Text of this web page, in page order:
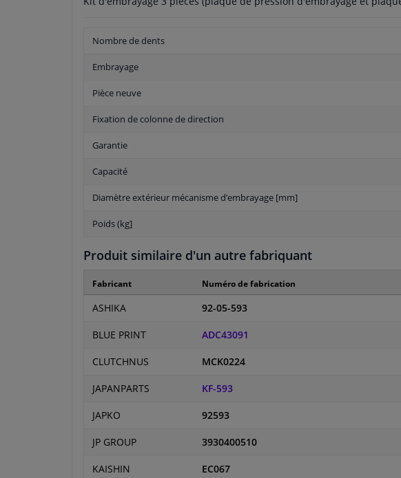
Nombre de dents
Embrayage
Pièce neuve
Fixation de colonne de direction
Garantie
Capacité
Diamètre extérieur mécanisme d’embrayage [mm]
Poids (kg]
Produit similaire d'un autre fabriquant
Fabricant Numéro de fabrication
ASHIKA 92-05-593
BLUE PRINT ADC43091
CLUTCHNUS MCK0224
JAPANPARTS KF-593
JAPKO 92593
JP GROUP 3930400510
KAISHIN EC067